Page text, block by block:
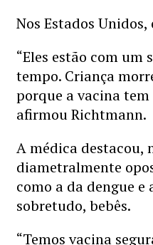
Nos Estados
“Eles estão com
tempo. Criança
porque a vacina
afirmou Richtmann.
A médica destacou,
diametralmente
como a da dengue
sobretudo, bebês.
“Temos vacina